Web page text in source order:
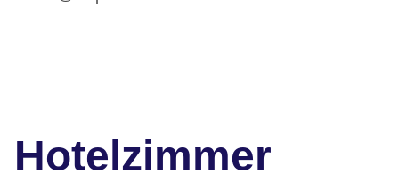
Hotelzimmer